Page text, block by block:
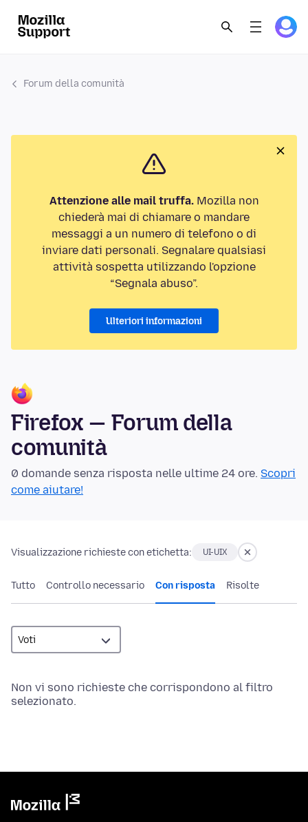
Forum della comunità
Attenzione alle mail truffa.Mozilla non
chiederà mai di chiamare o mandare
messaggi a un numero di telefono o di
inviare dati personali. Segnalare qualsiasi
attività sospetta utilizzando l'opzione
“Segnala abuso”.
Ulteriori informazioni
Firefox — Forum della
comunità
0 domande senza risposta nelle ultime 24 ore. Scopri
come aiutare!
Visualizzazione richieste con etichetta: UI-UIX
Tutto Controllo necessario Con risposta Risolte
Non vi sono richieste che corrispondono al filtro
selezionato.